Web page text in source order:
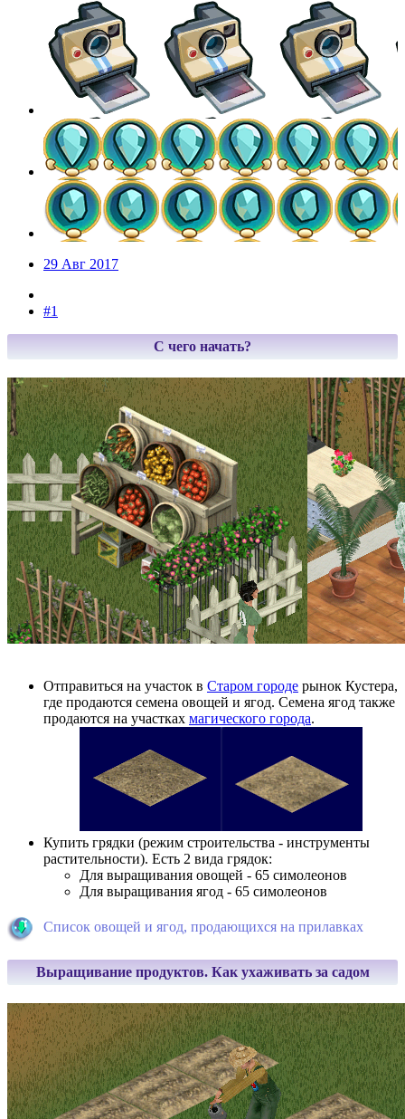
29 Авг 2017
#1
С чего начать?
Отправиться на участок в Старом городе рынок Кустера,
где продаются семена овощей и ягод. Семена ягод также
продаются на участках магического города.
Купить грядки (режим строительства - инструменты
растительности). Есть 2 вида грядок:
Для выращивания овощей - 65 симолеонов
Для выращивания ягод - 65 симолеонов
Список овощей и ягод, продающихся на прилавках
Выращивание продуктов. Как ухаживать за садом